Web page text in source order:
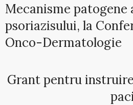
Mecanisme patogene
psoriazisului, la
Onco-Dermatologie
Grant pentru